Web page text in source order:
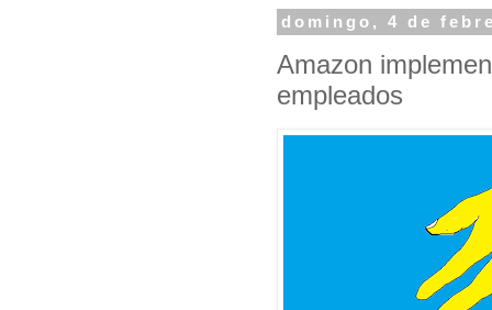
domingo, 4 de
Amazon
empleados